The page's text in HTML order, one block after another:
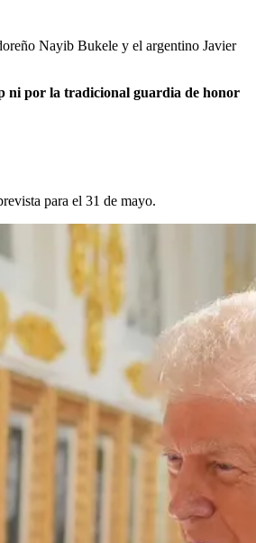
Nayib Bukele y el argentino Javier
ni por la tradicional guardia de honor
para el 31 de mayo.